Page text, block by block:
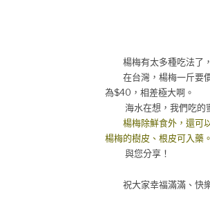
楊梅有太多種吃法了，
在台灣，楊梅一斤要價
為$40，相差極大啊。
海水在想，我們吃的蜜
楊梅除鮮食外，還可
楊梅的樹皮、根皮可入藥
與您分享！
祝大家幸福滿滿、快樂
◎海水